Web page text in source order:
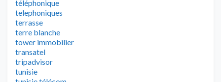
téléphonique
telephoniques
terrasse
terre blanche
tower immobilier
transatel
tripadvisor
tunisie